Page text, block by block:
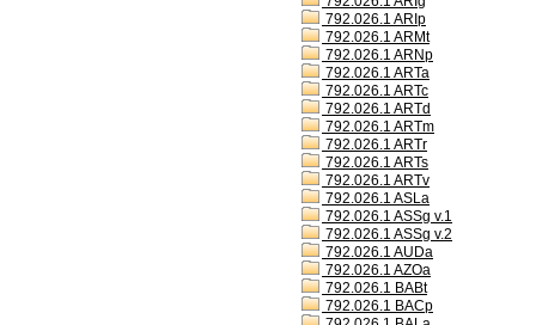
792.026.1 ARIp
792.026.1 ARMt
792.026.1 ARNp
792.026.1 ARTa
792.026.1 ARTc
792.026.1 ARTd
792.026.1 ARTm
792.026.1 ARTr
792.026.1 ARTs
792.026.1 ARTv
792.026.1 ASLa
792.026.1 ASSg v.1
792.026.1 ASSg v.2
792.026.1 AUDa
792.026.1 AZOa
792.026.1 BABt
792.026.1 BACp